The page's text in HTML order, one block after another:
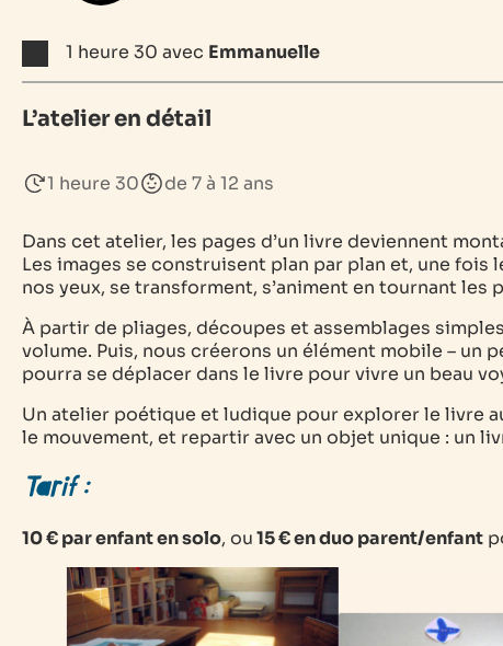
1 heure 30 avec Emmanuelle
L’atelier en détail
1 heure 30 de 7 à 12 ans
Dans cet atelier, les pages d’un livre deviennent
Les images se construisent plan par plan et, une
nos yeux, se transforment, s’animent en tournant les
À partir de pliages, découpes et assemblages
volume. Puis, nous créerons un élément mobile – un
pourra se déplacer dans le livre pour vivre un beau
Un atelier poétique et ludique pour explorer le livre
le mouvement, et repartir avec un objet unique : un
Tarif :
10 € par enfant en solo, ou15 € en duo parent/enfant